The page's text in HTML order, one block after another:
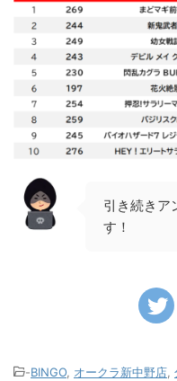
引き続きア
す！
-BINGO オークラ新中野店